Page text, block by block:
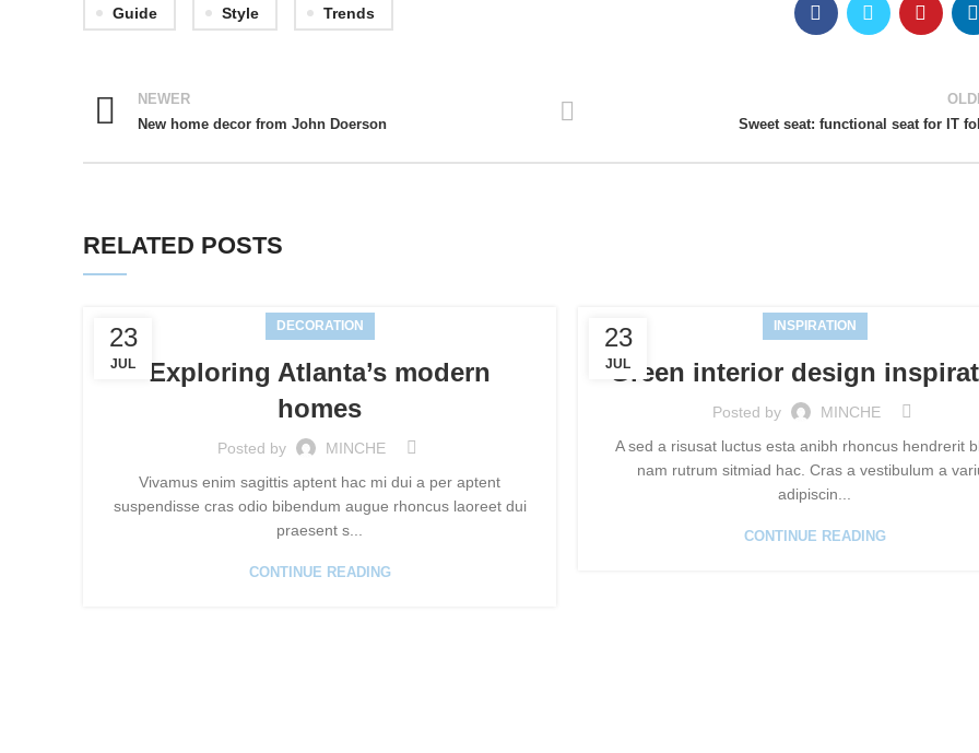
Guide Style Trends
NEWER
New home decor from John Doerson
Sweet seat: functional seat for IT
RELATED POSTS
23
JUL
DECORATION
Exploring Atlanta’s modern
homes
Posted by
MINCHE
Vivamus enim sagittis aptent hac mi dui a per aptent
suspendisse cras odio bibendum augue rhoncus laoreet dui
praesent s...
CONTINUE READING
23
JUL
INSPIRATION
Green interior design
Posted by
MINCHE
A sed a risusat luctus esta anibh rhoncus hendrerit
nam rutrum sitmiad hac. Cras a vestibulum a
adipiscin...
CONTINUE READING